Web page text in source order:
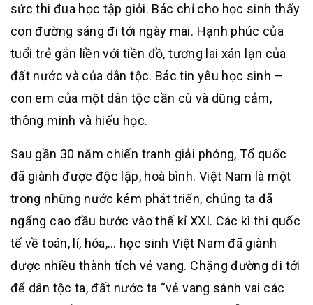
sức thi đua học tập giỏi. Bác chỉ cho học sinh thấy
con đường sáng đi tới ngày mai. Hạnh phúc của
tuổi trẻ gắn liền với tiền đồ, tương lai xán lạn của
đất nước và của dân tộc. Bác tin yêu học sinh –
con em của một dân tộc cần cù và dũng cảm,
thông minh và hiếu học.
Sau gần 30 năm chiến tranh giải phóng, Tổ quốc
đã giành được độc lập, hoà bình. Việt Nam là một
trong những nước kém phát triển, chúng ta đã
ngẩng cao đầu bước vào thế kỉ XXI. Các kì thi quốc
tế về toán, lí, hóa,… học sinh Việt Nam đã giành
được nhiều thành tích vẻ vang. Chặng đường đi tới
để dân tộc ta, đất nước ta “vẻ vang sánh vai các